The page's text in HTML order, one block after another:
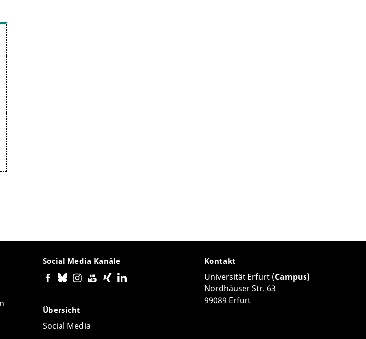
Social Media Kanäle
Übersicht
Social Media
Kontakt
Universität Erfurt (Campus)
Nordhäuser Str. 63
99089 Erfurt